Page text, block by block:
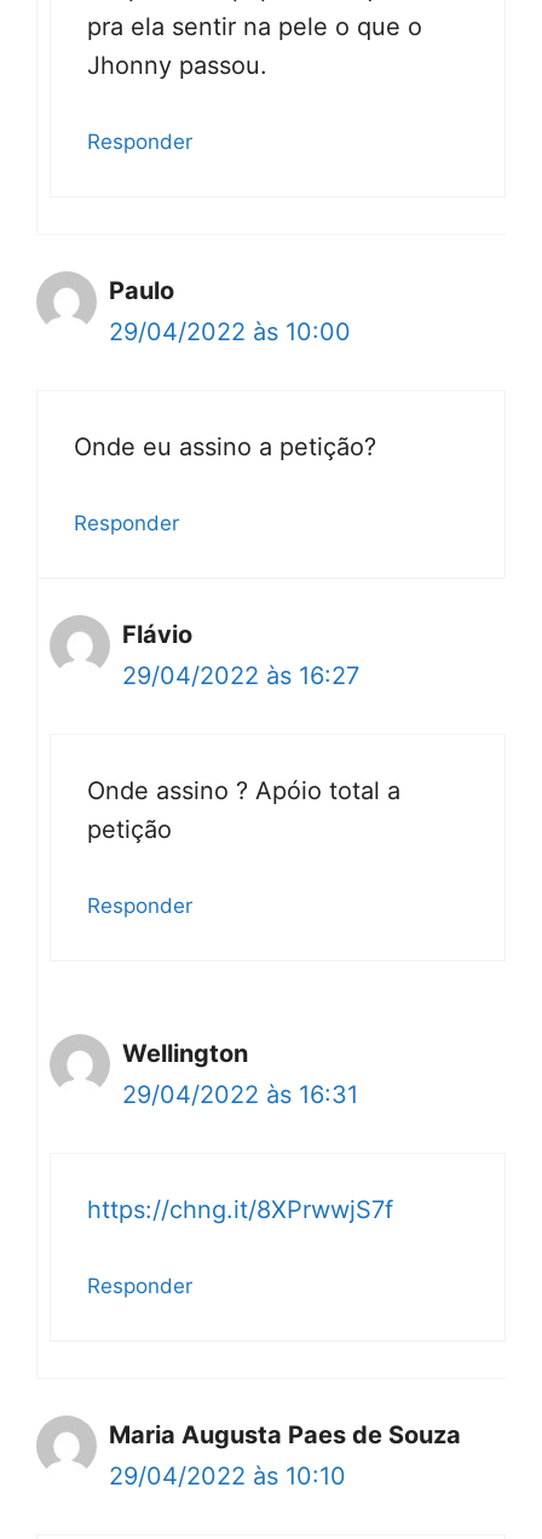
pra ela sentir na pele o que o
Jhonny passou.
Responder
Paulo
29/04/2022 às 10:00
Onde eu assino a petição?
Responder
Flávio
29/04/2022 às 16:27
Onde assino ? Apóio total a
petição
Responder
Wellington
29/04/2022 às 16:31
https://chng.it/8XPrwwjS7f
Responder
Maria Augusta Paes de Souza
29/04/2022 às 10:10